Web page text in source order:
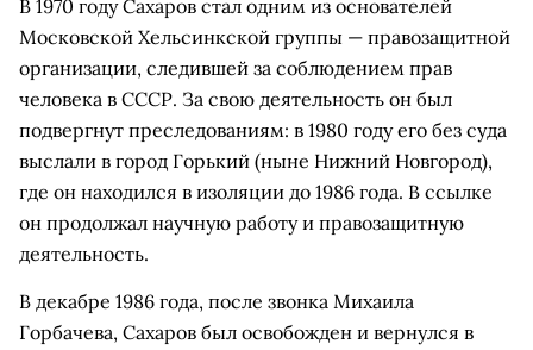
В 1970 году Сахаров стал одним из основателей
Московской Хельсинкской группы — правозащитной
организации, следившей за соблюдением прав
человека в СССР. За свою деятельность он был
подвергнут преследованиям: в 1980 году его без суда
выслали в город Горький (ныне Нижний Новгород),
где он находился в изоляции до 1986 года. В ссылке
он продолжал научную работу и правозащитную
деятельность.
В декабре 1986 года, после звонка Михаила
Горбачева, Сахаров был освобожден и вернулся в